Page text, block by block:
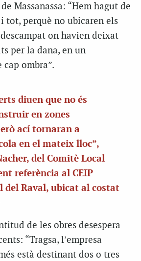
Massanassa: “Hem hagut de
perquè no ubicaren els
on havien deixat
per la dana, en un
cap ombra”.
diuen que no és
en zones
ací tornaran a
en el mateix lloc”,
del Comitè Local
referència al CEIP
del Raval, ubicat al costat
de les obres desespera
“Tragsa, l’empresa
està destinant dos o tres